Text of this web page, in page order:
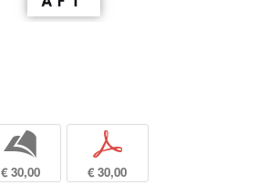
b
€ 30,00
p
€ 30,00